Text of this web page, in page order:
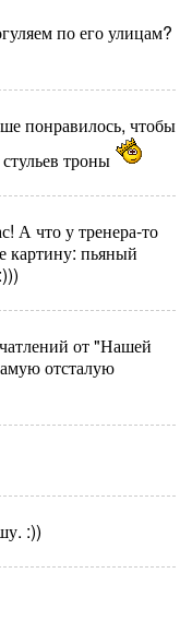
по его улицам?
понравилось, чтобы
троны
А что у тренера-то
картину: пьяный
от "Нашей
отсталую
:))